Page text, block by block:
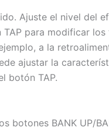
Ajuste el nivel del
para modificar
a la
ajustar la
botón TAP.
botones BANK UP/